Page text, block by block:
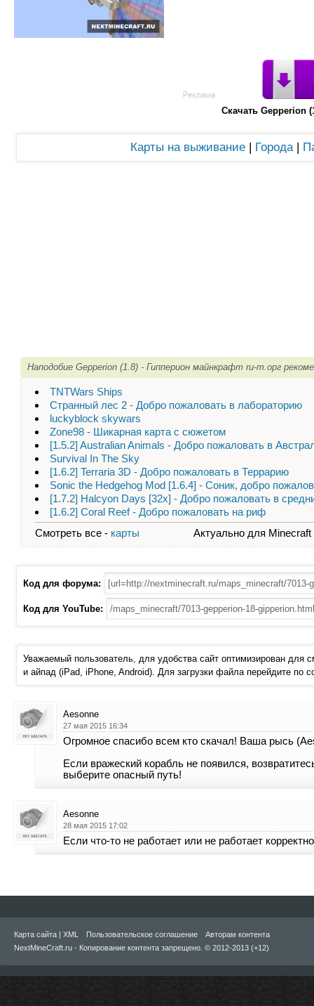
Скачать Gepperion
Карты на выживание| Города|
Наподобие Gepperion (1.8) - Гипперион майнкрафт ru-m.орг
TNTWars Ships
Странный лес 2 - Добро пожаловать в лабораторию
luckyblock skywars
Zone98 - Шикарная карта с сюжетом
[1.5.2] Australian Animals - Добро пожаловать в
Survival In The Sky
[1.6.2] Terraria 3D - Добро пожаловать в Террарию
Sonic the Hedgehog Mod [1.6.4] - Соник, добро
[1.7.2] Halcyon Days [32x] - Добро пожаловать в
[1.6.2] Coral Reef - Добро пожаловать на риф
Смотреть все - карты Актуально для
Код для форума:
Код для YouTube:
Уважаемый пользователь, для удобства сайт оптимизирован для
и айпад (iPad, iPhone, Android). Для загрузки файла перейдите по
Aesonne
27 мая 2015 16:34
Огромное спасибо всем кто скачал! Ваша рысь
Если вражеский корабль не появился,
выберите опасный путь!
Aesonne
28 мая 2015 17:02
Если что-то не работает или не работает
Карта сайта XML Пользовательское соглашение
Авторам контента
NextMineCraft.ru - Копирование контента запрещено. © 2012-2013 (+12)